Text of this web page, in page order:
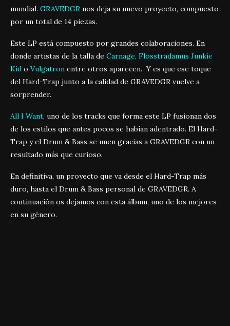
mundial. GRAVEDGR nos deja su nuevo proyecto, compuesto
por un total de 14 piezas.
Este LP está compuesto por grandes colaboraciones. En
donde artistas de la talla de Carnage, Flosstradamus Junkie
Kid o Vulgatron entre otros aparecen. Y es que ese toque
del Hard-Trap junto a la calidad de GRAVEDGR vuelve a
sorprender.
All I Want, uno de los tracks que forma este LP fusionan dos
de los estilos que antes pocos se habían adentrado. El Hard-
Trap y el Drum & Bass se unen gracias a GRAVEDGR con un
resultado más que curioso.
En definitiva, un proyecto que va desde el Hard-Trap más
duro, hasta el Drum & Bass personal de GRAVEDGR. A
continuación os dejamos con esta álbum, uno de los mejores
en su género.